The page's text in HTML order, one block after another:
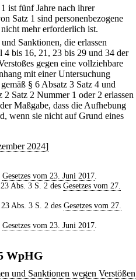
ist fünf Jahre nach ihrer
Satz 1 sind personenbezogene
mehr erforderlich ist.
Sanktionen, die erlassen
4 bis 16, 21, 23 bis 29 und 34 der
gegen eine vollziehbare
mit einer Untersuchung
§ 6 Absatz 3 Satz 4 und
Satz 2 Nummer 1 oder 2 erlassen
Maßgabe, dass die Aufhebung
wenn sie nicht auf Grund eines
2024]
Gesetzes vom 23. Juni 2017.
Abs. 3 S. 2 des Gesetzes vom 27.
Abs. 3 S. 2 des Gesetzes vom 27.
Gesetzes vom 23. Juni 2017.
WpHG
und Sanktionen wegen Verstößen